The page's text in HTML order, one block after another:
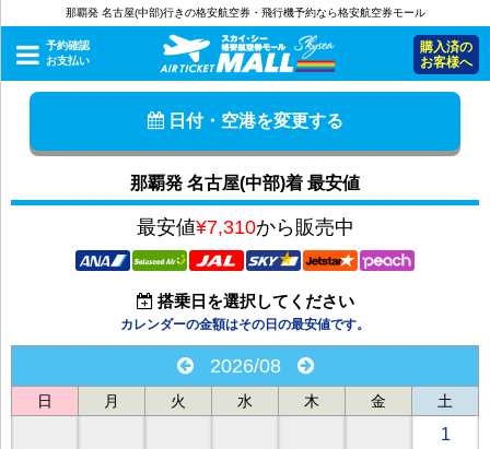
那覇発 名古屋(中部)行きの格安航空券・飛行機予約なら格安航空券モール
予約確認
お支払い
購入済の
お客様へ
日付・空港を変更する
那覇発 名古屋(中部)着 最安値
最安値¥7,310から販売中
搭乗日を選択してください
カレンダーの金額はその日の最安値です。
2026/08
日 月 火 水 木 金 土
1